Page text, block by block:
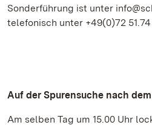
Sonderführung ist unter
telefonisch unter +49(0)72
Auf der Spurensuche nach
Am selben Tag um 15.00 Uhr